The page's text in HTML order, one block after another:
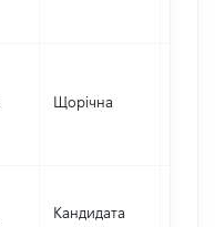
Щорічна
Кандидата